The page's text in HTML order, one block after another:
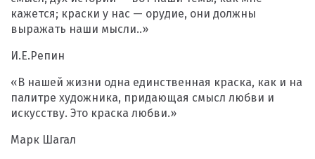
кажется; краски у нас — орудие, они должны
выражать наши мысли..»
И.Е.Репин
«В нашей жизни одна единственная краска, как и на
палитре художника, придающая смысл любви и
искусству. Это краска любви.»
Марк Шагал